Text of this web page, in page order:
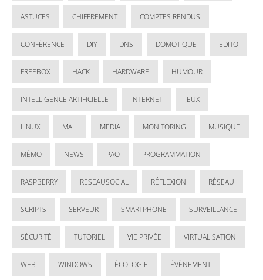
ASTUCES CHIFFREMENT COMPTES RENDUS
CONFÉRENCE DIY DNS DOMOTIQUE EDITO
FREEBOX HACK HARDWARE HUMOUR
INTELLIGENCE ARTIFICIELLE INTERNET JEUX
LINUX MAIL MEDIA MONITORING MUSIQUE
MÉMO NEWS PAO PROGRAMMATION
RASPBERRY RESEAUSOCIAL RÉFLEXION RÉSEAU
SCRIPTS SERVEUR SMARTPHONE SURVEILLANCE
SÉCURITÉ TUTORIEL VIE PRIVÉE VIRTUALISATION
WEB WINDOWS ÉCOLOGIE ÉVÈNEMENT